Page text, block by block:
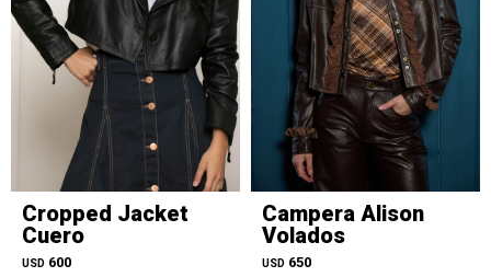
Cropped Jacket
Cuero
USD 600
Campera Alison
Volados
USD 650